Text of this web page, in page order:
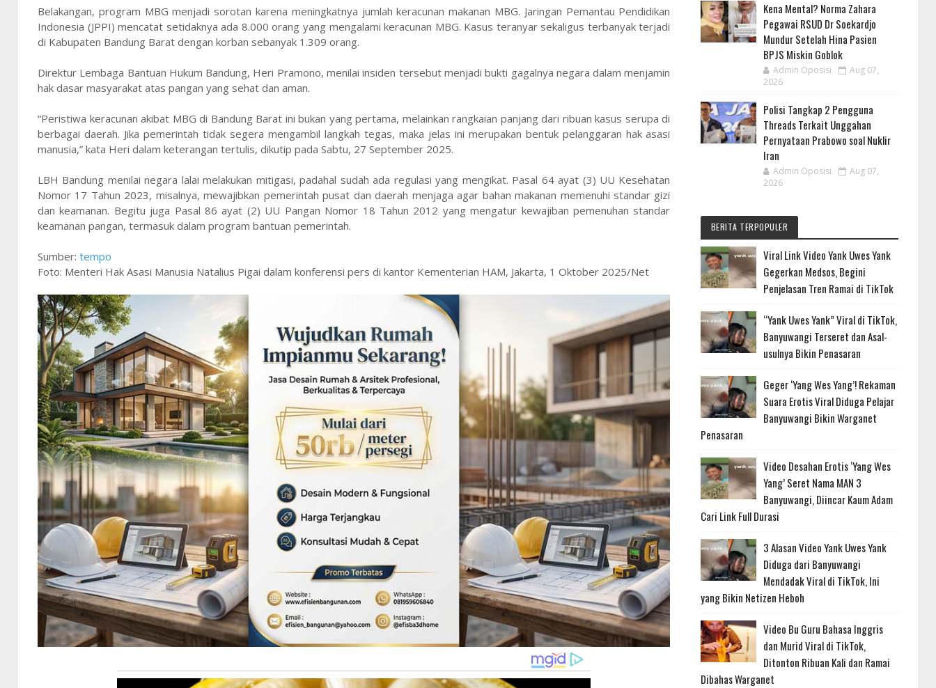
Belakangan, program MBG menjadi sorotan karena meningkatnya jumlah keracunan makanan MBG. Jaringan Pemantau Pendidikan
Indonesia (JPPI) mencatat setidaknya ada 8.000 orang yang mengalami keracunan MBG. Kasus teranyar sekaligus terbanyak terjadi
di Kabupaten Bandung Barat dengan korban sebanyak 1.309 orang.
Direktur Lembaga Bantuan Hukum Bandung, Heri Pramono, menilai insiden tersebut menjadi bukti gagalnya negara dalam menjamin
hak dasar masyarakat atas pangan yang sehat dan aman.
“Peristiwa keracunan akibat MBG di Bandung Barat ini bukan yang pertama, melainkan rangkaian panjang dari ribuan kasus serupa di
berbagai daerah. Jika pemerintah tidak segera mengambil langkah tegas, maka jelas ini merupakan bentuk pelanggaran hak asasi
manusia,” kata Heri dalam keterangan tertulis, dikutip pada Sabtu, 27 September 2025.
LBH Bandung menilai negara lalai melakukan mitigasi, padahal sudah ada regulasi yang mengikat. Pasal 64 ayat (3) UU Kesehatan
Nomor 17 Tahun 2023, misalnya, mewajibkan pemerintah pusat dan daerah menjaga agar bahan makanan memenuhi standar gizi
dan keamanan. Begitu juga Pasal 86 ayat (2) UU Pangan Nomor 18 Tahun 2012 yang mengatur kewajiban pemenuhan standar
keamanan pangan, termasuk dalam program bantuan pemerintah.
Sumber: tempo
Foto: Menteri Hak Asasi Manusia Natalius Pigai dalam konferensi pers di kantor Kementerian HAM, Jakarta, 1 Oktober 2025/Net
Kena Mental? Norma Zahara
Pegawai RSUD Dr Soekardjo
Mundur Setelah Hina Pasien
BPJS Miskin Goblok
Admin Oposisi
Aug 07,
2026
Polisi Tangkap 2 Pengguna
Threads Terkait Unggahan
Pernyataan Prabowo soal Nuklir
Iran
Admin Oposisi
Aug 07,
2026
BERITA TERPOPULER
Viral Link Video Yank Uwes Yank
Gegerkan Medsos, Begini
Penjelasan Tren Ramai di TikTok
“Yank Uwes Yank” Viral di TikTok,
Banyuwangi Terseret dan Asal-
usulnya Bikin Penasaran
Geger ‘Yang Wes Yang’! Rekaman
Suara Erotis Viral Diduga Pelajar
Banyuwangi Bikin Warganet
Penasaran
Video Desahan Erotis ‘Yang Wes
Yang’ Seret Nama MAN 3
Banyuwangi, Diincar Kaum Adam
Cari Link Full Durasi
3 Alasan Video Yank Uwes Yank
Diduga dari Banyuwangi
Mendadak Viral di TikTok, Ini
yang Bikin Netizen Heboh
Video Bu Guru Bahasa Inggris
dan Murid Viral di TikTok,
Ditonton Ribuan Kali dan Ramai
Dibahas Warganet